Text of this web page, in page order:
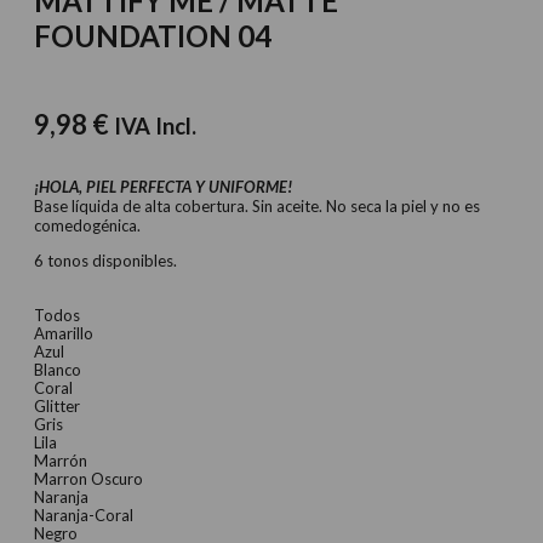
FOUNDATION 04
9,98 € IVA Incl.
¡HOLA, PIEL PERFECTA Y UNIFORME!
Base líquida de alta cobertura. Sin aceite. No seca la piel y no es
comedogénica.
6 tonos disponibles.
Todos
Amarillo
Azul
Blanco
Coral
Glitter
Gris
Lila
Marrón
Marron Oscuro
Naranja
Naranja-Coral
Negro